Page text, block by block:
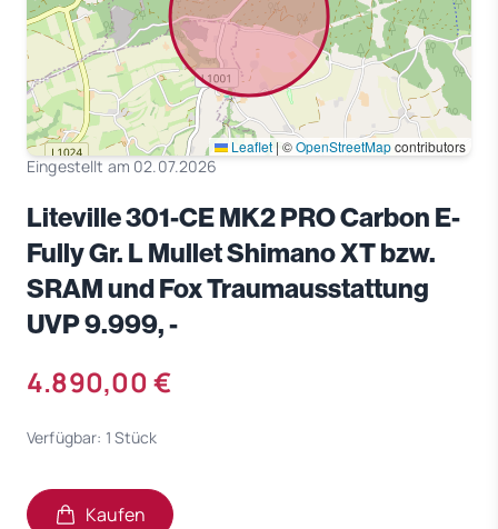
Leaflet | ©OpenStreetMapcontributors
Eingestellt am 02.07.2026
Liteville 301-CE MK2 PRO Carbon E-
Fully Gr. L Mullet Shimano XT bzw.
SRAM und Fox Traumausstattung
UVP 9.999, -
4.890,00 €
Verfügbar: 1 Stück
Kaufen